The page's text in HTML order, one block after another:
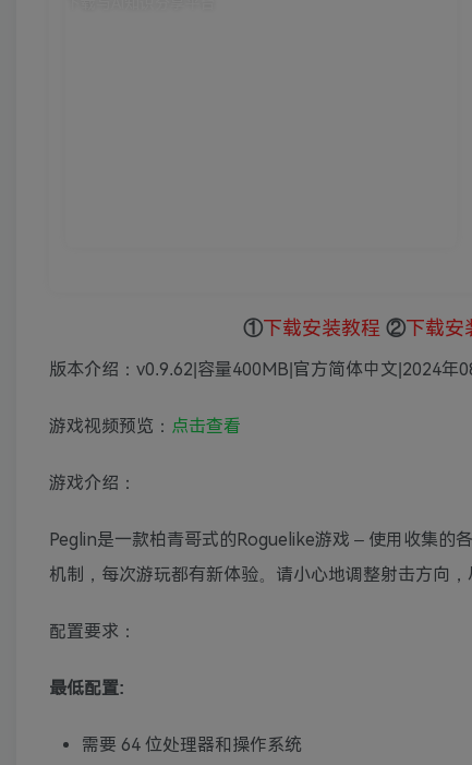
①下载安装教程 ②下载安
版本介绍：v0.9.62|容量400MB|官方简体中文|2024年
游戏视频预览： 点击查看
游戏介绍：
Peglin是一款柏青哥式的Roguelike游戏 – 使用收集的
机制，每次游玩都有新体验。请小心地调整射击方向
配置要求：
最低配置:
需要 64 位处理器和操作系统